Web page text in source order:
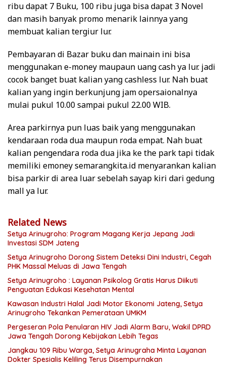
ribu dapat 7 Buku, 100 ribu juga bisa dapat 3 Novel
dan masih banyak promo menarik lainnya yang
membuat kalian tergiur lur.
Pembayaran di Bazar buku dan mainain ini bisa
menggunakan e-money maupaun uang cash ya lur. jadi
cocok banget buat kalian yang cashless lur. Nah buat
kalian yang ingin berkunjung jam opersaionalnya
mulai pukul 10.00 sampai pukul 22.00 WIB.
Area parkirnya pun luas baik yang menggunakan
kendaraan roda dua maupun roda empat. Nah buat
kalian pengendara roda dua jika ke the park tapi tidak
memiliki emoney semarangkita.id menyarankan kalian
bisa parkir di area luar sebelah sayap kiri dari gedung
mall ya lur.
Related News
Setya Arinugroho: Program Magang Kerja Jepang Jadi
Investasi SDM Jateng
Setya Arinugroho Dorong Sistem Deteksi Dini Industri, Cegah
PHK Massal Meluas di Jawa Tengah
Setya Arinugroho : Layanan Psikolog Gratis Harus Diikuti
Penguatan Edukasi Kesehatan Mental
Kawasan Industri Halal Jadi Motor Ekonomi Jateng, Setya
Arinugroho Tekankan Pemerataan UMKM
Pergeseran Pola Penularan HIV Jadi Alarm Baru, Wakil DPRD
Jawa Tengah Dorong Kebijakan Lebih Tegas
Jangkau 109 Ribu Warga, Setya Arinugraha Minta Layanan
Dokter Spesialis Keliling Terus Disempurnakan